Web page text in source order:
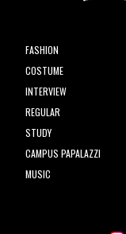
FASHION
COSTUME
INTERVIEW
REGULAR
STUDY
CAMPUS PAPALAZZI
MUSIC